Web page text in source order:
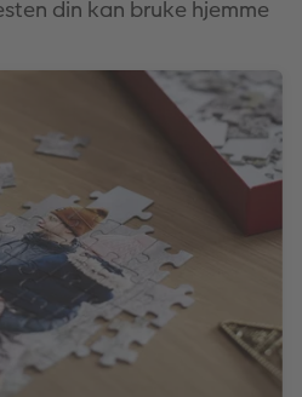
din kan bruke hjemme